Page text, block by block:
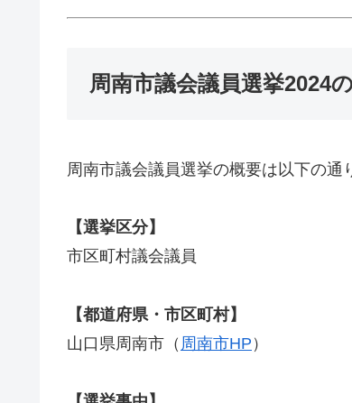
周南市議会議員選挙2024
周南市議会議員選挙の概要は以下の通
【選挙区分】
市区町村議会議員
【都道府県・市区町村】
山口県周南市（ 周南市HP ）